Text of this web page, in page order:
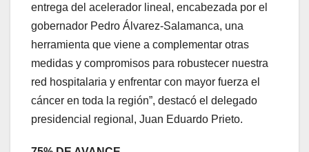
entrega del acelerador lineal, encabezada por el
gobernador Pedro Álvarez-Salamanca, una
herramienta que viene a complementar otras
medidas y compromisos para robustecer nuestra
red hospitalaria y enfrentar con mayor fuerza el
cáncer en toda la región”, destacó el delegado
presidencial regional, Juan Eduardo Prieto.